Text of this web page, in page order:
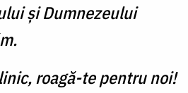
şi Dumnezeului
roagă-te pentru noi!